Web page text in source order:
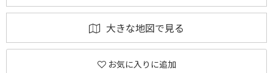
大きな地図で見る
お気に入りに追加